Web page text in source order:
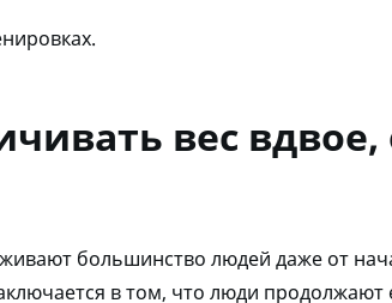
вес вдвое,
большинство людей даже от
в том, что люди продолжают